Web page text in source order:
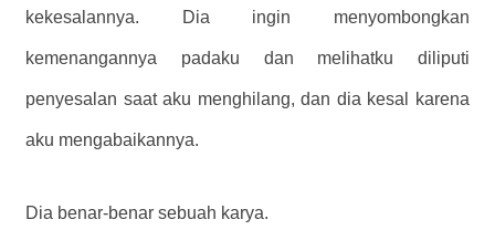
kekesalannya. Dia ingin menyombongkan
kemenangannya padaku dan melihatku diliputi
penyesalan saat aku menghilang, dan dia kesal karena
aku mengabaikannya.
Dia benar-benar sebuah karya.